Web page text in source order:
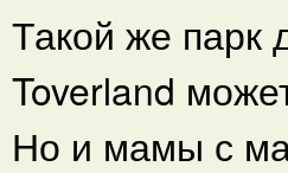
Такой же парк
Toverland
Но и мамы с